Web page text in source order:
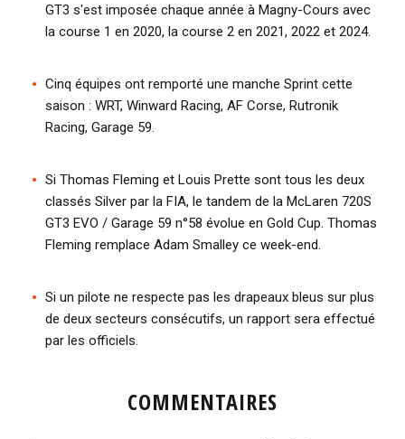
GT3 s'est imposée chaque année à Magny-Cours avec
la course 1 en 2020, la course 2 en 2021, 2022 et 2024.
Cinq équipes ont remporté une manche Sprint cette
saison : WRT, Winward Racing, AF Corse, Rutronik
Racing, Garage 59.
Si Thomas Fleming et Louis Prette sont tous les deux
classés Silver par la FIA, le tandem de la McLaren 720S
GT3 EVO / Garage 59 n°58 évolue en Gold Cup. Thomas
Fleming remplace Adam Smalley ce week-end.
Si un pilote ne respecte pas les drapeaux bleus sur plus
de deux secteurs consécutifs, un rapport sera effectué
par les officiels.
COMMENTAIRES